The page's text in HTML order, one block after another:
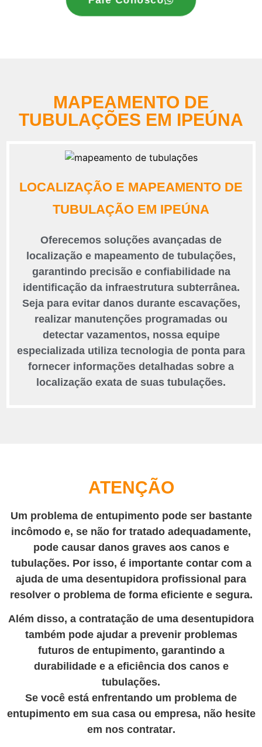
MAPEAMENTO DE
TUBULAÇÕES EM IPEÚNA
LOCALIZAÇÃO E MAPEAMENTO DE
TUBULAÇÃO EM IPEÚNA
Oferecemos soluções avançadas de
localização e mapeamento de tubulações,
garantindo precisão e confiabilidade na
identificação da infraestrutura subterrânea.
Seja para evitar danos durante escavações,
realizar manutenções programadas ou
detectar vazamentos, nossa equipe
especializada utiliza tecnologia de ponta para
fornecer informações detalhadas sobre a
localização exata de suas tubulações.
ATENÇÃO
Um problema de entupimento pode ser bastante
incômodo e, se não for tratado adequadamente,
pode causar danos graves aos canos e
tubulações. Por isso, é importante contar com a
ajuda de uma desentupidora profissional para
resolver o problema de forma eficiente e segura.
Além disso, a contratação de uma desentupidora
também pode ajudar a prevenir problemas
futuros de entupimento, garantindo a
durabilidade e a eficiência dos canos e
tubulações.
Se você está enfrentando um problema de
entupimento em sua casa ou empresa, não hesite
em nos contratar.